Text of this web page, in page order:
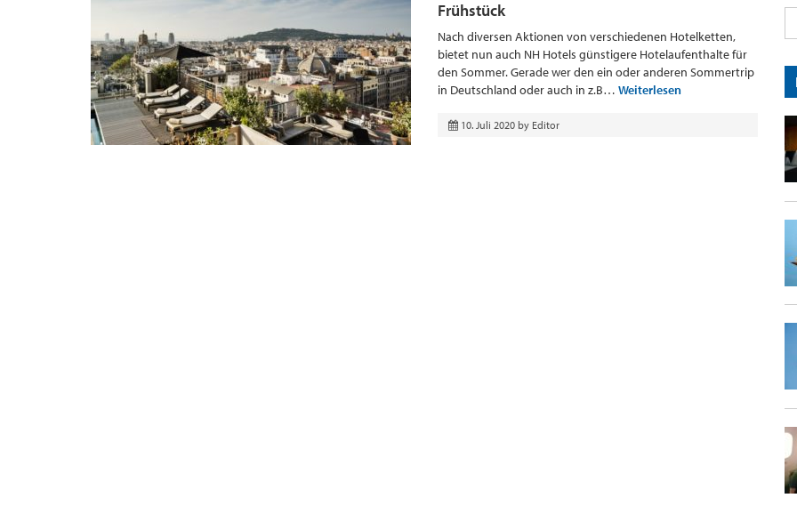
Frühstück
Nach diversen Aktionen von verschiedenen Hotelketten,
bietet nun auch NH Hotels günstigere Hotelaufenthalte für
den Sommer. Gerade wer den ein oder anderen Sommertrip
in Deutschland oder auch in z.B… Weiterlesen
10. Juli 2020 by Editor